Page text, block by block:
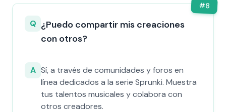
#8
Q ¿Puedo compartir mis creaciones
con otros?
A Sí, a través de comunidades y foros en
línea dedicados a la serie Sprunki. Muestra
tus talentos musicales y colabora con
otros creadores.